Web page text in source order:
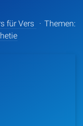
für Vers · Themen: